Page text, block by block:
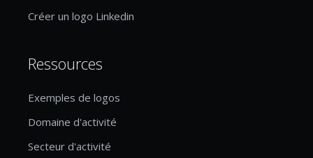
Créer un logo Linkedin
Ressources
Exemples de logos
Domaine d'activité
Secteur d'activité